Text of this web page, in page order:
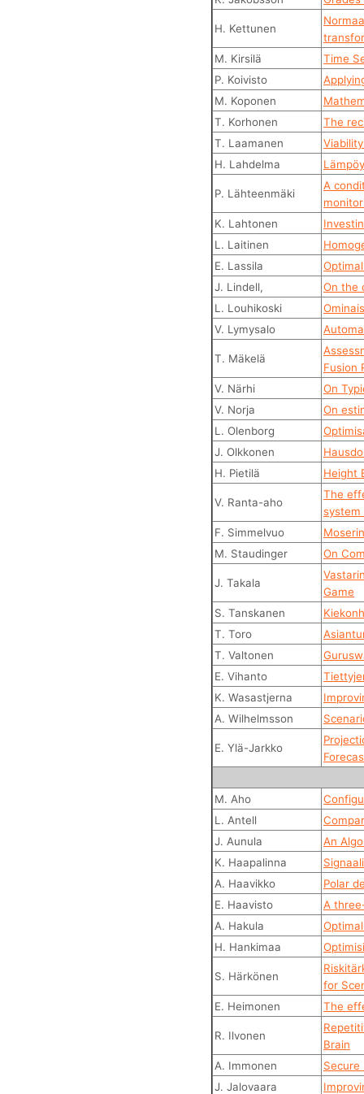
H. Kettunen
M. Kirsilä
Time
P. Koivisto
M. Koponen
T. Korhonen
The
T. Laamanen
H. Lahdelma
P. Lähteenmäki
A
K. Lahtonen
L. Laitinen
E. Lassila
J. Lindell,
On the
L. Louhikoski
V. Lymysalo
T. Mäkelä
Fusion
V. Närhi
On
V. Norja
On
L. Olenborg
J. Olkkonen
H. Pietilä
Height
V. Ranta-aho
The
system
F. Simmelvuo
M. Staudinger
On
J. Takala
Game
S. Tanskanen
T. Toro
T. Valtonen
E. Vihanto
K. Wasastjerna
A. Wilhelmsson
E. Ylä-Jarkko
M. Aho
L. Antell
J. Aunula
An
K. Haapalinna
A. Haavikko
Polar
E. Haavisto
A
A. Hakula
H. Hankimaa
S. Härkönen
for
E. Heimonen
The
R. Ilvonen
Brain
A. Immonen
J. Jalovaara